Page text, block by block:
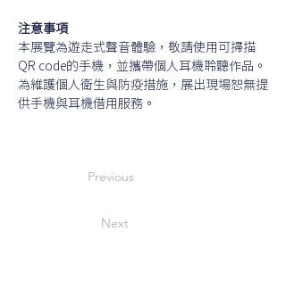
注意事項
本展覽為遊走式聲音體驗，敬請使用可掃描
QR code的手機，並攜帶個人耳機聆聽作品。
為維護個人衛生與防疫措施，展出現場恕無提
供手機與耳機借用服務。
Previous
Next